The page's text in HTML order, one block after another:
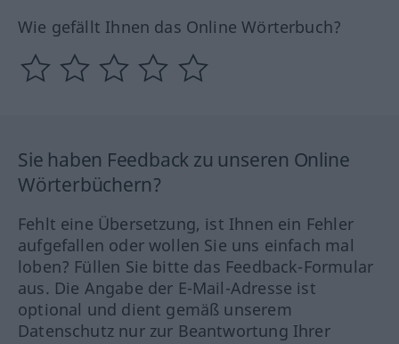
Wie gefällt Ihnen das Online Wörterbuch?
Sie haben Feedback zu unseren Online
Wörterbüchern?
Fehlt eine Übersetzung, ist Ihnen ein Fehler
aufgefallen oder wollen Sie uns einfach mal
loben? Füllen Sie bitte das Feedback-Formular
aus. Die Angabe der E-Mail-Adresse ist
optional und dient gemäß unserem
Datenschutz nur zur Beantwortung Ihrer